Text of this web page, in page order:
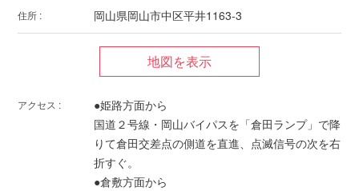
住所 : 岡山県岡山市中区平井1163-3
アクセス :
●姫路方面から
国道２号線・岡山バイパスを「倉田ランプ」で降
りて倉田交差点の側道を直進、点滅信号の次を右
折すぐ。
●倉敷方面から